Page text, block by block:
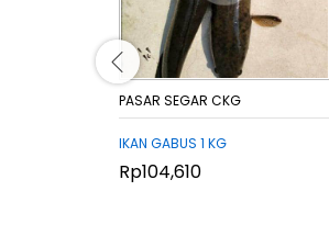
PASAR SEGAR CKG
IKAN GABUS 1 KG
Rp104,610
Rp104,610